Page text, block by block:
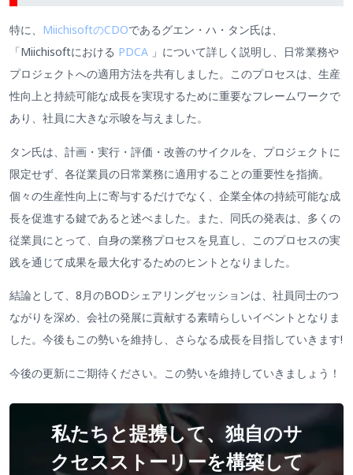
特に、 MiichisoftのCDOであるグエン・ハ・タン氏は、
「Miichisoftにおける PDCA 」について詳しく説明し、日常業務や
プロジェクトへの適用方法を共有しました。このプロセスは、生産
性向上と持続可能な成長を実現するために重要なフレームワークで
あり、社員に大きな示唆を与えました。
タン氏は、計画・実行・評価・改善のサイクルを、プロジェクトに
限定せず、各従業員の日常業務に適用することの重要性を指摘。
個々の生産性向上に寄与するだけでなく、企業全体の持続可能な成
長を促進する鍵であると述べました。また、同氏の発表は、多くの
従業員にとって、自身の業務プロセスを見直し、このプロセスの実
践を通じて成果を最大化するためのヒントとなりました。
結論として、8月のBODシェアリングセッションは、社員同士のつ
ながりを深め、会社の発展に貢献する素晴らしいイベントとなりま
した。今後もこの勢いを維持し、さらなる成長を目指していきます!
今後の更新にご期待ください。この勢いを維持していきましょう！
私たちと提携して、独自のサ
クセスストーリーを構築して